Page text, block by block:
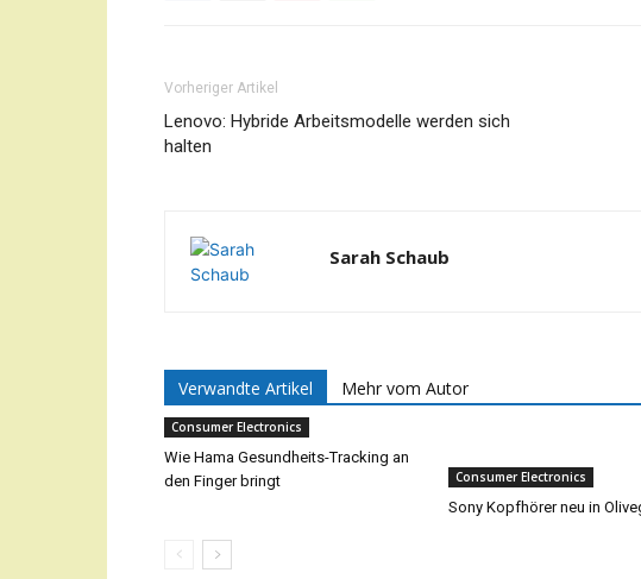
Vorheriger Artikel
Lenovo: Hybride Arbeitsmodelle werden sich
halten
Sarah Schaub
Verwandte Artikel Mehr vom Autor
Consumer Electronics
Wie Hama Gesundheits-Tracking an
den Finger bringt
Consumer Electronics
Sony Kopfhörer neu in